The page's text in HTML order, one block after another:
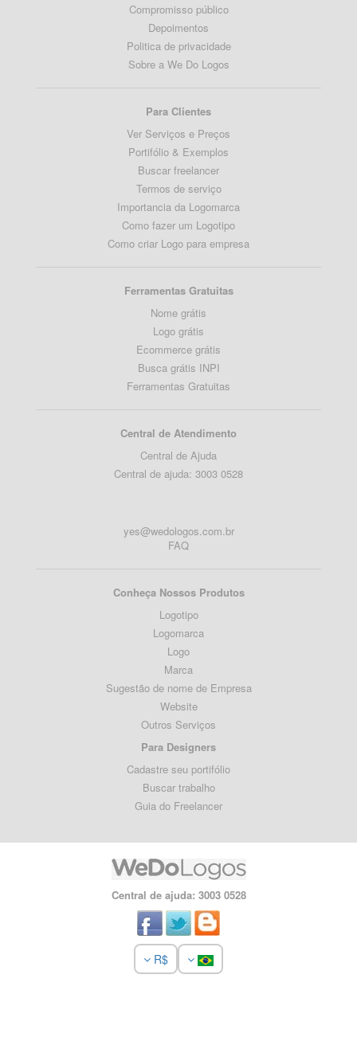
Compromisso público
Depoimentos
Politica de privacidade
Sobre a We Do Logos
Para Clientes
Ver Serviços e Preços
Portifólio & Exemplos
Buscar freelancer
Termos de serviço
Importancia da Logomarca
Como fazer um Logotipo
Como criar Logo para empresa
Ferramentas Gratuitas
Nome grátis
Logo grátis
Ecommerce grátis
Busca grátis INPI
Ferramentas Gratuitas
Central de Atendimento
Central de Ajuda
Central de ajuda: 3003 0528
yes@wedologos.com.br
FAQ
Conheça Nossos Produtos
Logotipo
Logomarca
Logo
Marca
Sugestão de nome de Empresa
Website
Outros Serviços
Para Designers
Cadastre seu portifólio
Buscar trabalho
Guia do Freelancer
Central de ajuda: 3003 0528
R$